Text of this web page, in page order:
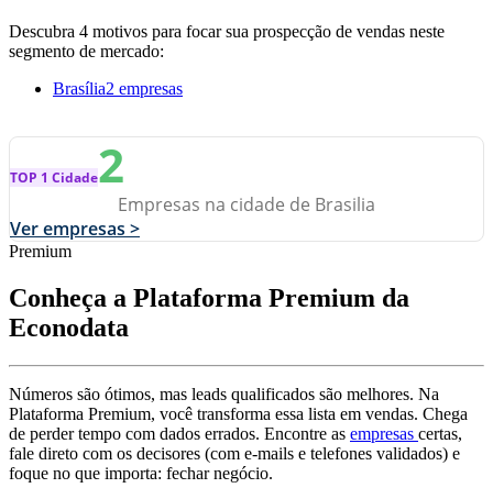
Descubra 4 motivos para focar sua prospecção de vendas neste
segmento de mercado:
Brasília2 empresas
TOP 1 Cidade2
Empresas na cidade de Brasilia
Ver empresas >
Premium
Conheça a Plataforma Premium da
Econodata
Números são ótimos, mas leads qualificados são melhores. Na
Plataforma Premium, você transforma essa lista em vendas. Chega
de perder tempo com dados errados. Encontre as empresas certas,
fale direto com os decisores (com e-mails e telefones validados) e
foque no que importa: fechar negócio.